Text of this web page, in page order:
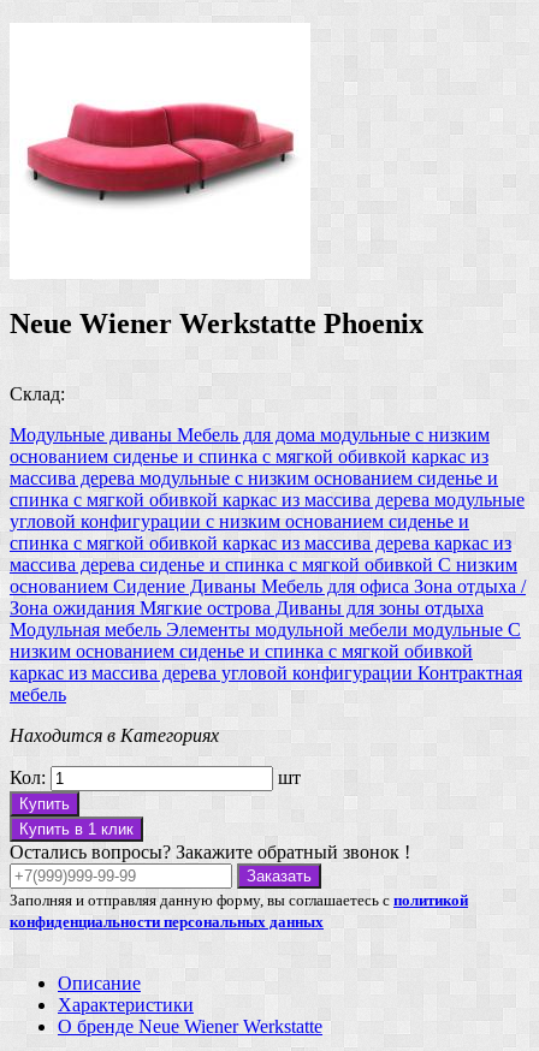
Neue Wiener Werkstatte Phoenix
Склад:
Модульные диваны Мебель для дома модульные с низким
основанием сиденье и спинка с мягкой обивкой каркас из
массива дерева модульные с низким основанием сиденье и
спинка с мягкой обивкой каркас из массива дерева модульные
угловой конфигурации с низким основанием сиденье и
спинка с мягкой обивкой каркас из массива дерева каркас из
массива дерева сиденье и спинка с мягкой обивкой С низким
основанием Сидение Диваны Мебель для офиса Зона отдыха /
Зона ожидания Мягкие острова Диваны для зоны отдыха
Модульная мебель Элементы модульной мебели модульные С
низким основанием сиденье и спинка с мягкой обивкой
каркас из массива дерева угловой конфигурации Контрактная
мебель
Находится в Категориях
Кол: шт
Купить
Купить в 1 клик
Остались вопросы? Закажите обратный звонок !
Заказать
Заполняя и отправляя данную форму, вы соглашаетесь с политикой
конфиденциальности персональных данных
Описание
Характеристики
О бренде Neue Wiener Werkstatte